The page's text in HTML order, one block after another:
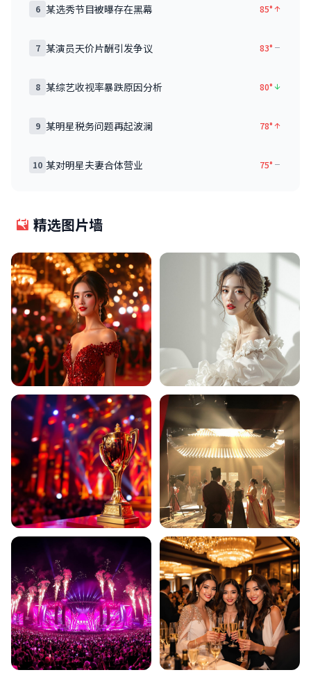
6 某选秀节目被曝存在黑幕 85°
7 某演员天价片酬引发争议 83°
8 某综艺收视率暴跌原因分析 80°
9 某明星税务问题再起波澜 78°
10 某对明星夫妻合体营业 75°
精选图片墙